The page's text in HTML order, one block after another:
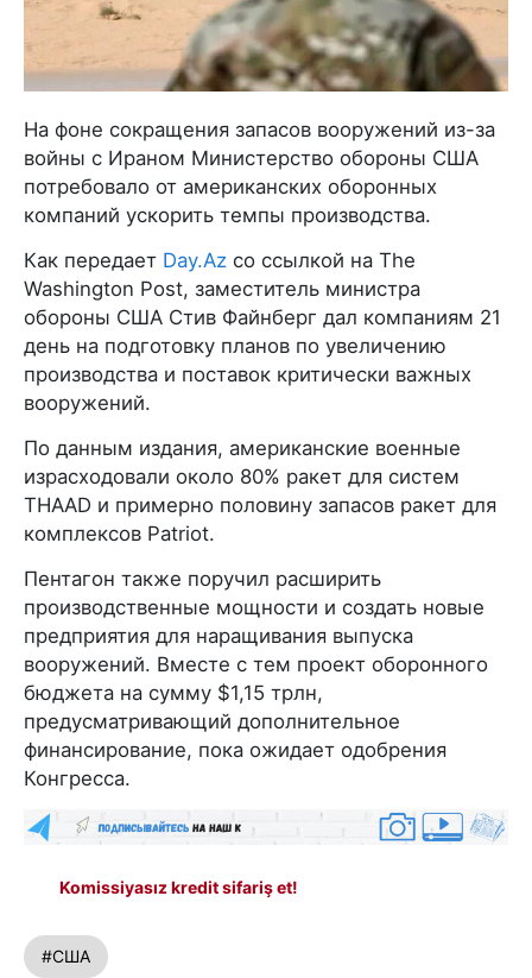
На фоне сокращения запасов вооружений из-за
войны с Ираном Министерство обороны США
потребовало от американских оборонных
компаний ускорить темпы производства.
Как передает Day.Az со ссылкой на The
Washington Post, заместитель министра
обороны США Стив Файнберг дал компаниям 21
день на подготовку планов по увеличению
производства и поставок критически важных
вооружений.
По данным издания, американские военные
израсходовали около 80% ракет для систем
THAAD и примерно половину запасов ракет для
комплексов Patriot.
Пентагон также поручил расширить
производственные мощности и создать новые
предприятия для наращивания выпуска
вооружений. Вместе с тем проект оборонного
бюджета на сумму $1,15 трлн,
предусматривающий дополнительное
финансирование, пока ожидает одобрения
Конгресса.
Komissiyasız kredit sifariş et!
#США